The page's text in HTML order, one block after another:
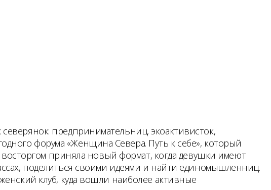
предпринимательниц, экоактивисток,
форума «Женщина Севера. Путь к себе», который
восторгом приняла новый формат, когда девушки имеют
поделиться своими идеями и найти единомышленниц.
клуб, куда вошли наиболее активные